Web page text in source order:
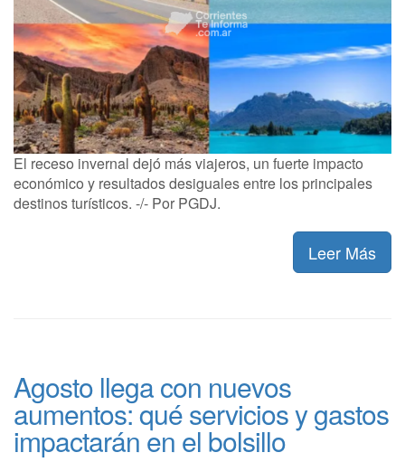
El receso invernal dejó más viajeros, un fuerte impacto
económico y resultados desiguales entre los principales
destinos turísticos. -/- Por PGDJ.
Leer Más
Agosto llega con nuevos
aumentos: qué servicios y gastos
impactarán en el bolsillo